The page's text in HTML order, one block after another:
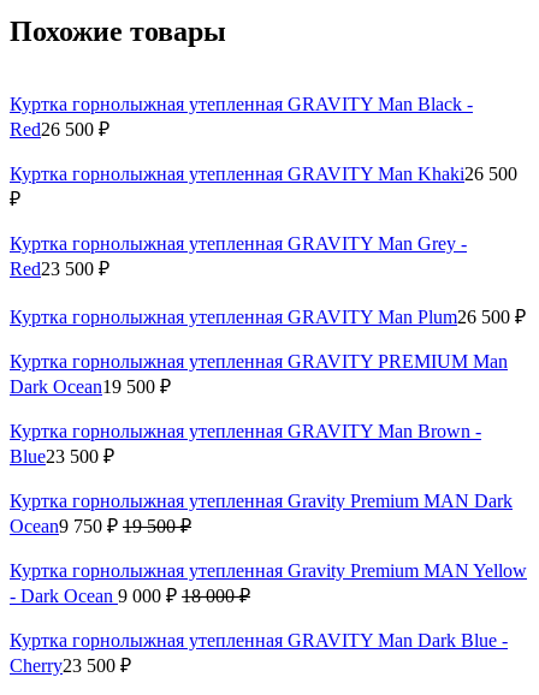
Похожие товары
Куртка горнолыжная утепленная GRAVITY Man Black -
Red26 500 ₽
Куртка горнолыжная утепленная GRAVITY Man Khaki26 500
₽
Куртка горнолыжная утепленная GRAVITY Man Grey -
Red23 500 ₽
Куртка горнолыжная утепленная GRAVITY Man Plum26 500 ₽
Куртка горнолыжная утепленная GRAVITY PREMIUM Man
Dark Ocean19 500 ₽
Куртка горнолыжная утепленная GRAVITY Man Brown -
Blue23 500 ₽
Куртка горнолыжная утепленная Gravity Premium MAN Dark
Ocean9 750 ₽ 19 500 ₽
Куртка горнолыжная утепленная Gravity Premium MAN Yellow
- Dark Ocean 9 000 ₽ 18 000 ₽
Куртка горнолыжная утепленная GRAVITY Man Dark Blue -
Сherry23 500 ₽